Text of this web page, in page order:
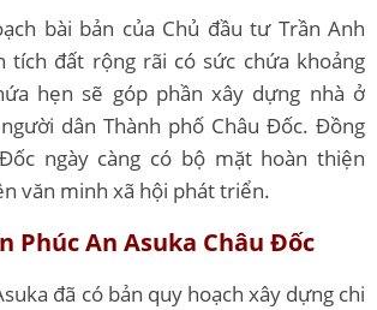
bài bản của Chủ đầu tư Trần Anh
tích đất rộng rãi có sức chứa khoảng
hẹn sẽ góp phần xây dựng nhà ở
dân Thành phố Châu Đốc. Đồng
ngày càng có bộ mặt hoàn thiện
văn minh xã hội phát triển.
Phúc An Asuka Châu Đốc
đã có bản quy hoạch xây dựng chi